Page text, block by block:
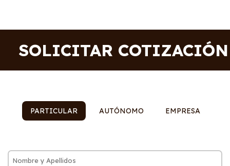
SOLICITAR COTIZACIÓN
PARTICULAR AUTÓNOMO EMPRESA